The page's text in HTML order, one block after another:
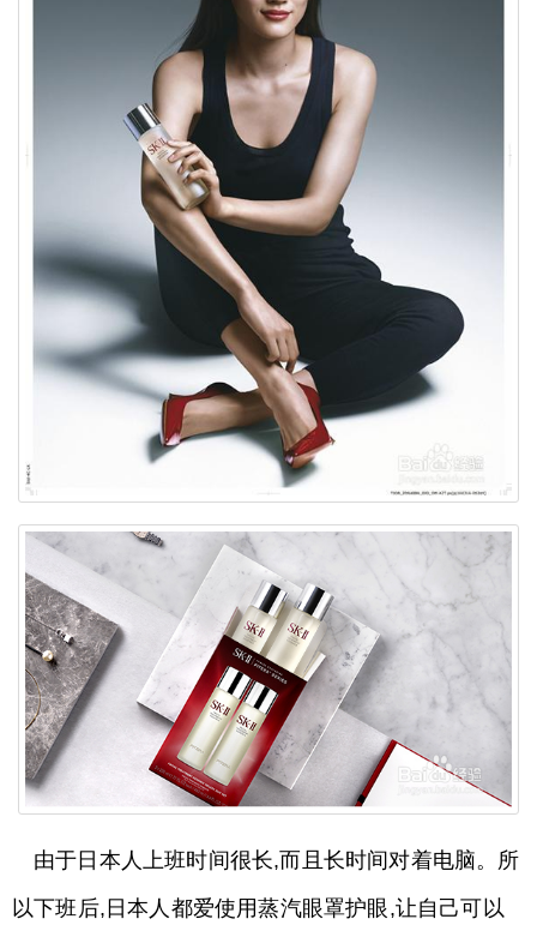
由于日本人上班时间很长,而且长时间对着电脑。所
以下班后,日本人都爱使用蒸汽眼罩护眼,让自己可以